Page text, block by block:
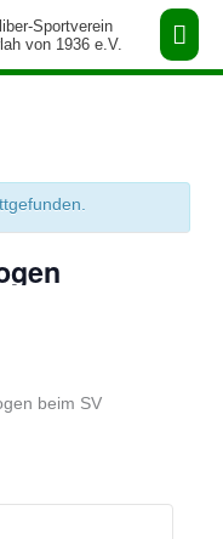
Sportverein
von 1936 e.V.
beim SV